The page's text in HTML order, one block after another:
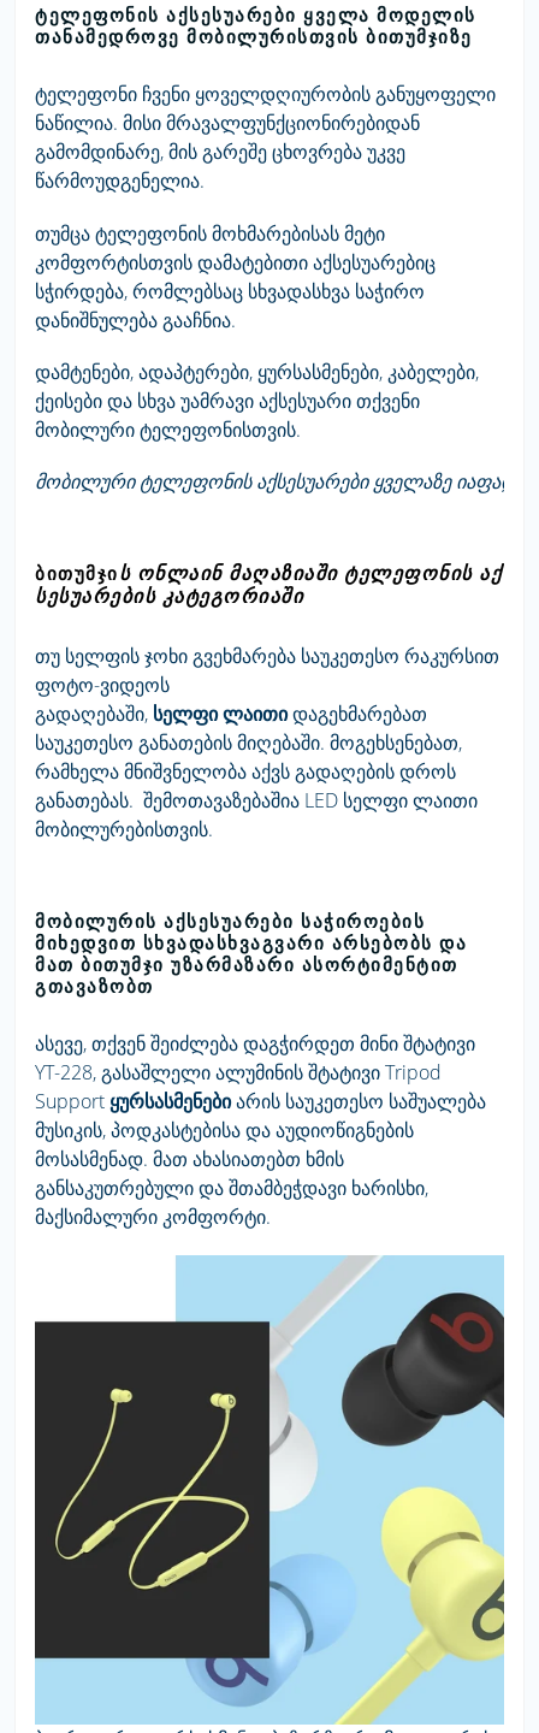
ᲢᲔᲚᲔᲤᲝᲜᲘᲡ ᲐᲥᲡᲔᲡᲣᲐᲠᲔᲑᲘ ᲧᲕᲔᲚᲐ ᲛᲝᲓᲔᲚᲘᲡ
ᲗᲐᲜᲐᲛᲔᲓᲠᲝᲕᲔ ᲛᲝᲑᲘᲚᲣᲠᲘᲡᲗᲕᲘᲡ ᲑᲘᲗᲣᲛᲯᲘᲖᲔ
ტელეფონი ჩვენი ყოველდღიურობის განუყოფელი
ნაწილია. მისი მრავალფუნქციონირებიდან
გამომდინარე, მის გარეშე ცხოვრება უკვე
წარმოუდგენელია.
თუმცა ტელეფონის მოხმარებისას მეტი
კომფორტისთვის დამატებითი აქსესუარებიც
სჭირდება, რომლებსაც სხვადასხვა საჭირო
დანიშნულება გააჩნია.
დამტენები, ადაპტერები, ყურსასმენები, კაბელები,
ქეისები და სხვა უამრავი აქსესუარი თქვენი
მობილური ტელეფონისთვის.
მობილური ტელეფონის აქსესუარებიყველაზე იაფად
ᲑᲘᲗᲣᲛᲯᲘᲡ ᲝᲜᲚᲐᲘᲜ ᲛᲐᲦᲐᲖᲘᲐᲨᲘ ᲢᲔᲚᲔᲤᲝᲜᲘᲡ ᲐᲥ
ᲡᲔᲡᲣᲐᲠᲔᲑᲘᲡ ᲙᲐᲢᲔᲒᲝᲠᲘᲐᲨᲘ
თუ სელფის ჯოხი გვეხმარება საუკეთესო რაკურსით
ფოტო-ვიდეოს
გადაღებაში, სელფილაითიდაგეხმარებათ
საუკეთესო განათების მიღებაში. მოგეხსენებათ,
რამხელა მნიშვნელობა აქვს გადაღების დროს
განათებას. შემოთავაზებაშია LED სელფი ლაითი
მობილურებისთვის.
ᲛᲝᲑᲘᲚᲣᲠᲘᲡ ᲐᲥᲡᲔᲡᲣᲐᲠᲔᲑᲘ ᲡᲐᲭᲘᲠᲝᲔᲑᲘᲡ
ᲛᲘᲮᲔᲓᲕᲘᲗ ᲡᲮᲕᲐᲓᲐᲡᲮᲕᲐᲒᲕᲐᲠᲘ ᲐᲠᲡᲔᲑᲝᲑᲡ ᲓᲐ
ᲛᲐᲗ ᲑᲘᲗᲣᲛᲯᲘ ᲣᲖᲐᲠᲛᲐᲖᲐᲠᲘ ᲐᲡᲝᲠᲢᲘᲛᲔᲜᲢᲘᲗ
ᲒᲗᲐᲕᲐᲖᲝᲑᲗ
ასევე, თქვენ შეიძლება დაგჭირდეთ მინი შტატივი
YT-228, გასაშლელი ალუმინის შტატივი Tripod
Supportყურსასმენებიარის საუკეთესო საშუალება
მუსიკის, პოდკასტებისა და აუდიოწიგნების
მოსასმენად. მათ ახასიათებთ ხმის
განსაკუთრებული და შთამბეჭდავი ხარისხი,
მაქსიმალური კომფორტი.